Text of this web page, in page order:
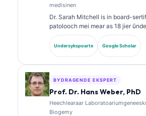
medisinen
Dr. Sarah Mitchell is in board-
patolooch mei mear as 18 jier
laboratoariummedisinen en
hat spesjalistyske sertifikaasjes
skiekunde en hat wiidweidich
Undersykspoarte Google Scholar
BYDRAGENDE EKSPERT
Prof. Dr. Hans Weber, PhD
Heechlearaar
Biogemy